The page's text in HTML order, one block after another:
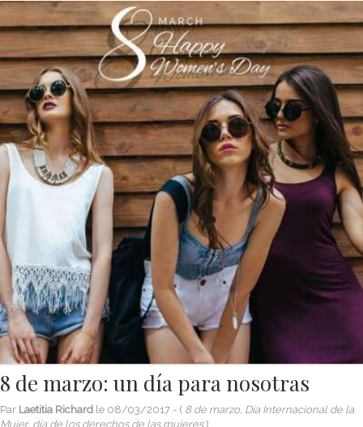
8 de marzo: un día para nosotras
Par Laetitia Richard le 08/03/2017 - ( 8 de marzo, Día Internacional de la
Mujer, día de los derechos de las mujeres)